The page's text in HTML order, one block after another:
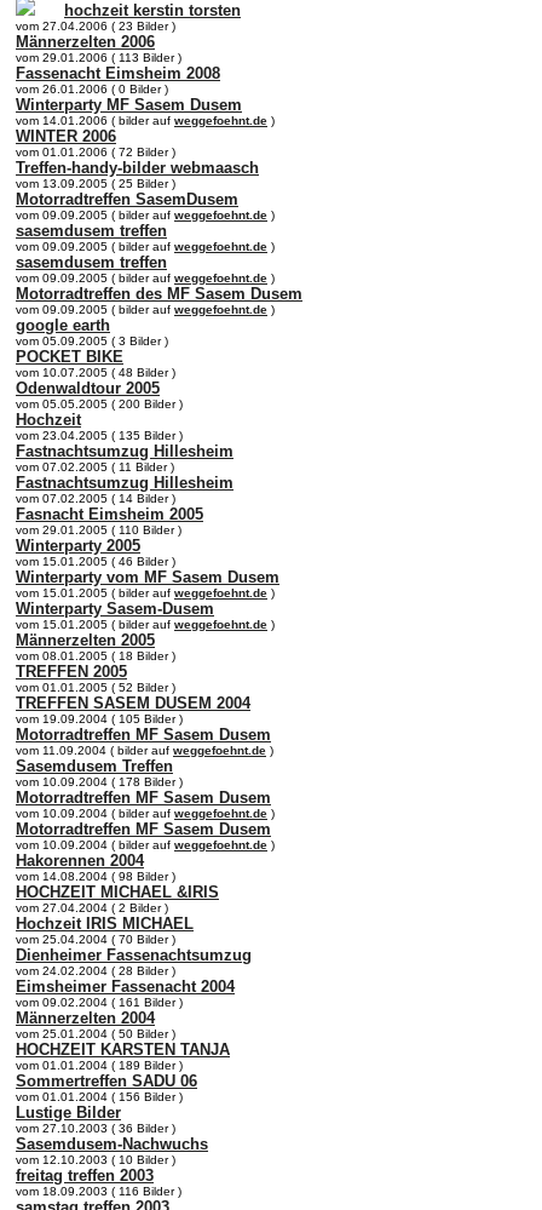
hochzeit kerstin torsten
vom 27.04.2006 ( 23 Bilder )
Männerzelten 2006
vom 29.01.2006 ( 113 Bilder )
Fassenacht Eimsheim 2008
vom 26.01.2006 ( 0 Bilder )
Winterparty MF Sasem Dusem
vom 14.01.2006 ( bilder auf weggefoehnt.de )
WINTER 2006
vom 01.01.2006 ( 72 Bilder )
Treffen-handy-bilder webmaasch
vom 13.09.2005 ( 25 Bilder )
Motorradtreffen SasemDusem
vom 09.09.2005 ( bilder auf weggefoehnt.de )
sasemdusem treffen
vom 09.09.2005 ( bilder auf weggefoehnt.de )
sasemdusem treffen
vom 09.09.2005 ( bilder auf weggefoehnt.de )
Motorradtreffen des MF Sasem Dusem
vom 09.09.2005 ( bilder auf weggefoehnt.de )
google earth
vom 05.09.2005 ( 3 Bilder )
POCKET BIKE
vom 10.07.2005 ( 48 Bilder )
Odenwaldtour 2005
vom 05.05.2005 ( 200 Bilder )
Hochzeit
vom 23.04.2005 ( 135 Bilder )
Fastnachtsumzug Hillesheim
vom 07.02.2005 ( 11 Bilder )
Fastnachtsumzug Hillesheim
vom 07.02.2005 ( 14 Bilder )
Fasnacht Eimsheim 2005
vom 29.01.2005 ( 110 Bilder )
Winterparty 2005
vom 15.01.2005 ( 46 Bilder )
Winterparty vom MF Sasem Dusem
vom 15.01.2005 ( bilder auf weggefoehnt.de )
Winterparty Sasem-Dusem
vom 15.01.2005 ( bilder auf weggefoehnt.de )
Männerzelten 2005
vom 08.01.2005 ( 18 Bilder )
TREFFEN 2005
vom 01.01.2005 ( 52 Bilder )
TREFFEN SASEM DUSEM 2004
vom 19.09.2004 ( 105 Bilder )
Motorradtreffen MF Sasem Dusem
vom 11.09.2004 ( bilder auf weggefoehnt.de )
Sasemdusem Treffen
vom 10.09.2004 ( 178 Bilder )
Motorradtreffen MF Sasem Dusem
vom 10.09.2004 ( bilder auf weggefoehnt.de )
Motorradtreffen MF Sasem Dusem
vom 10.09.2004 ( bilder auf weggefoehnt.de )
Hakorennen 2004
vom 14.08.2004 ( 98 Bilder )
HOCHZEIT MICHAEL &IRIS
vom 27.04.2004 ( 2 Bilder )
Hochzeit IRIS MICHAEL
vom 25.04.2004 ( 70 Bilder )
Dienheimer Fassenachtsumzug
vom 24.02.2004 ( 28 Bilder )
Eimsheimer Fassenacht 2004
vom 09.02.2004 ( 161 Bilder )
Männerzelten 2004
vom 25.01.2004 ( 50 Bilder )
HOCHZEIT KARSTEN TANJA
vom 01.01.2004 ( 189 Bilder )
Sommertreffen SADU 06
vom 01.01.2004 ( 156 Bilder )
Lustige Bilder
vom 27.10.2003 ( 36 Bilder )
Sasemdusem-Nachwuchs
vom 12.10.2003 ( 10 Bilder )
freitag treffen 2003
vom 18.09.2003 ( 116 Bilder )